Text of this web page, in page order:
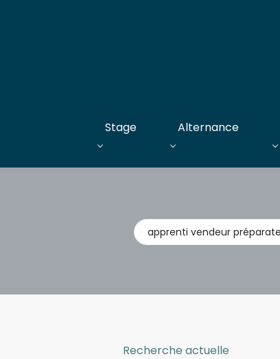
Stage Alternance
Métier,
entreprise,
Recherche actuelle